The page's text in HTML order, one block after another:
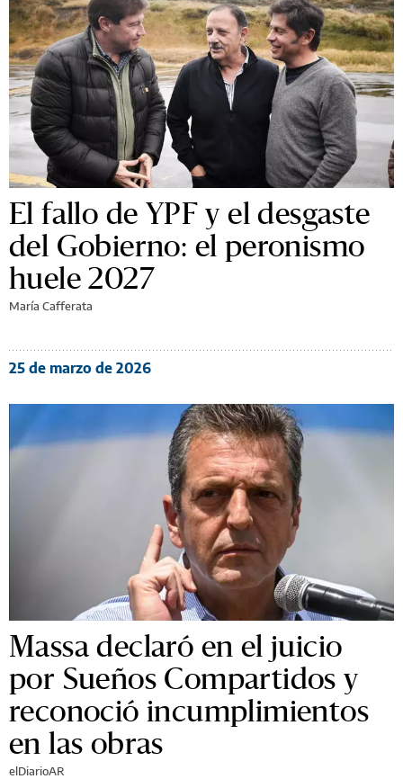
El fallo de YPF y el desgaste
del Gobierno: el peronismo
huele 2027
María Cafferata
25 de marzo de 2026
Massa declaró en el juicio
por Sueños Compartidos y
reconoció incumplimientos
en las obras
elDiarioAR